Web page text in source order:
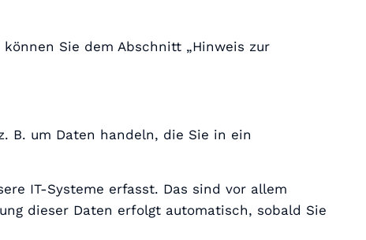
Sie dem Abschnitt „Hinweis zur
B. um Daten handeln, die Sie in ein
IT-Systeme erfasst. Das sind vor allem
dieser Daten erfolgt automatisch, sobald Sie